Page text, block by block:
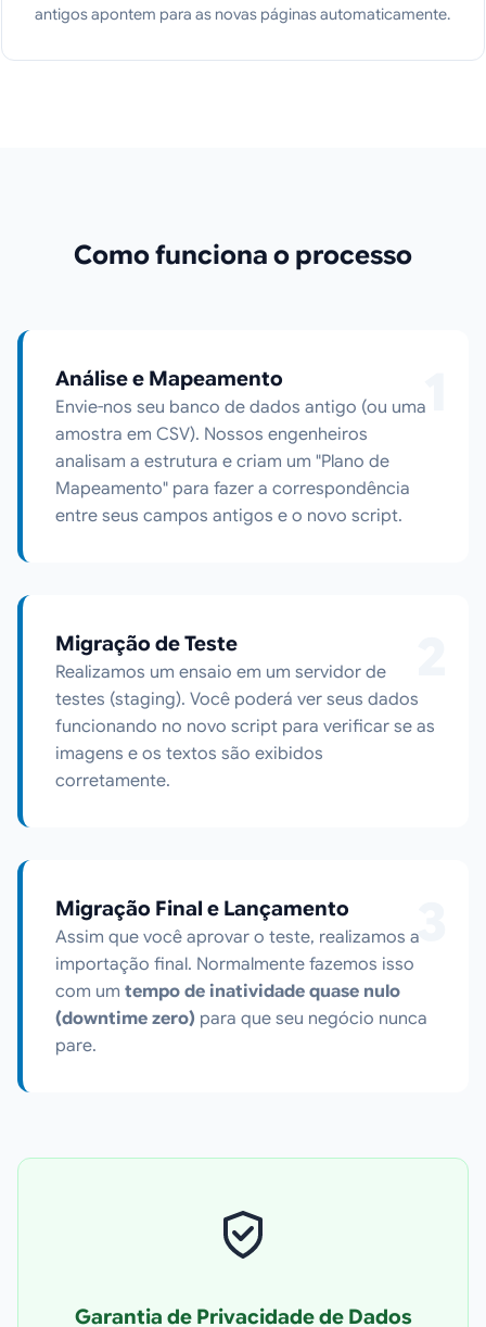
antigos apontem para as novas páginas automaticamente.
Como funciona o processo
1
Análise e Mapeamento
Envie-nos seu banco de dados antigo (ou uma
amostra em CSV). Nossos engenheiros
analisam a estrutura e criam um "Plano de
Mapeamento" para fazer a correspondência
entre seus campos antigos e o novo script.
Migração de Teste
Realizamos um ensaio em um servidor de
testes (staging). Você poderá ver seus dados
funcionando no novo script para verificar se as
imagens e os textos são exibidos
corretamente.
3
Migração Final e Lançamento
Assim que você aprovar o teste, realizamos a
importação final. Normalmente fazemos isso
com um tempo de inatividade quase nulo
(downtime zero) para que seu negócio nunca
pare.
Garantia de Privacidade de Dados